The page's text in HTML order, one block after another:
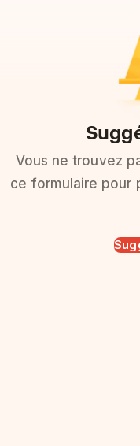
Vous ne trouvez
ce formulaire pour